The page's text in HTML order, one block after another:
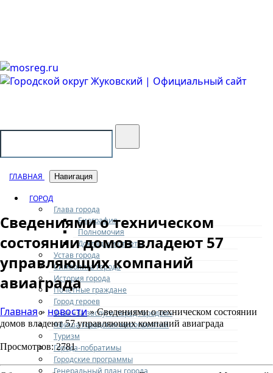
ГЛАВНАЯ Навигация
ГОРОД
Глава города
Биография
Полномочия
Доклады и отчеты
Устав города
Символика города
История города
Почетные граждане
Город героев
Знак «За заслуги перед городом»
Афиша городских мероприятий
Туризм
Города-побратимы
Городские программы
Генеральный план города
Сведениями о техническом
состоянии домов владеют 57
управляющих компаний
авиаграда
Главная» новости» Сведениями о техническом состоянии
домов владеют 57 управляющих компаний авиаграда
Просмотров: 2781